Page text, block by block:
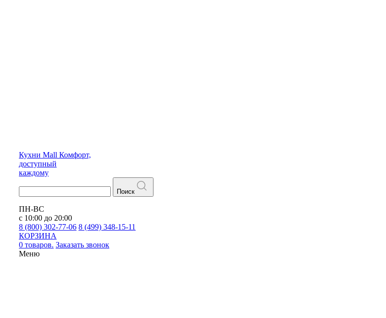
Кухни Mall Комфорт,
доступный
каждому
Поиск
ПН-ВС
с 10:00 до 20:00
8 (800) 302-77-06 8 (499) 348-15-11
КОРЗИНА
0 товаров. Заказать звонок
Меню